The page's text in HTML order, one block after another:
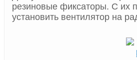
резиновые фиксаторы. С их
установить вентилятор на